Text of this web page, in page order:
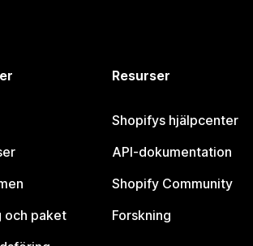
och paket
Resurser
Shopifys hjälpcenter
API-dokumentation
Shopify Community
Forskning